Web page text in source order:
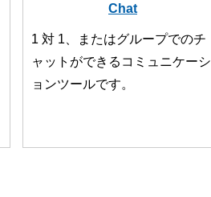
Chat
1 対 1、またはグループでのチ
ャットができるコミュニケーシ
ョンツールです。